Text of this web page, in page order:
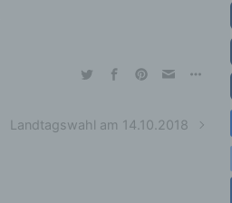
Landtagswahl am 14.10.2018